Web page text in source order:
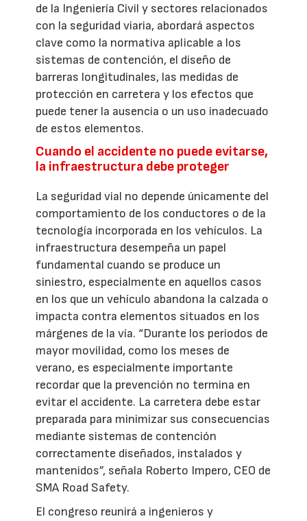
de la Ingeniería Civil y sectores relacionados
con la seguridad viaria, abordará aspectos
clave como la normativa aplicable a los
sistemas de contención, el diseño de
barreras longitudinales, las medidas de
protección en carretera y los efectos que
puede tener la ausencia o un uso inadecuado
de estos elementos.
Cuando el accidente no puede evitarse,
la infraestructura debe proteger
La seguridad vial no depende únicamente del
comportamiento de los conductores o de la
tecnología incorporada en los vehículos. La
infraestructura desempeña un papel
fundamental cuando se produce un
siniestro, especialmente en aquellos casos
en los que un vehículo abandona la calzada o
impacta contra elementos situados en los
márgenes de la vía. “Durante los periodos de
mayor movilidad, como los meses de
verano, es especialmente importante
recordar que la prevención no termina en
evitar el accidente. La carretera debe estar
preparada para minimizar sus consecuencias
mediante sistemas de contención
correctamente diseñados, instalados y
mantenidos”, señala Roberto Impero, CEO de
SMA Road Safety.
El congreso reunirá a ingenieros y